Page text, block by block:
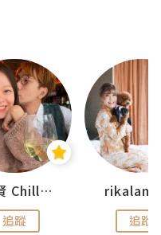
思思賢 ChillMyBabe
追蹤 追蹤